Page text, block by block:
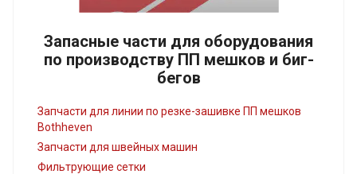
Запасные части для оборудования
по производству ПП мешков и биг-
бегов
Запчасти для линии по резке-зашивке ПП мешков
Bothheven
Запчасти для швейных машин
Фильтрующие сетки